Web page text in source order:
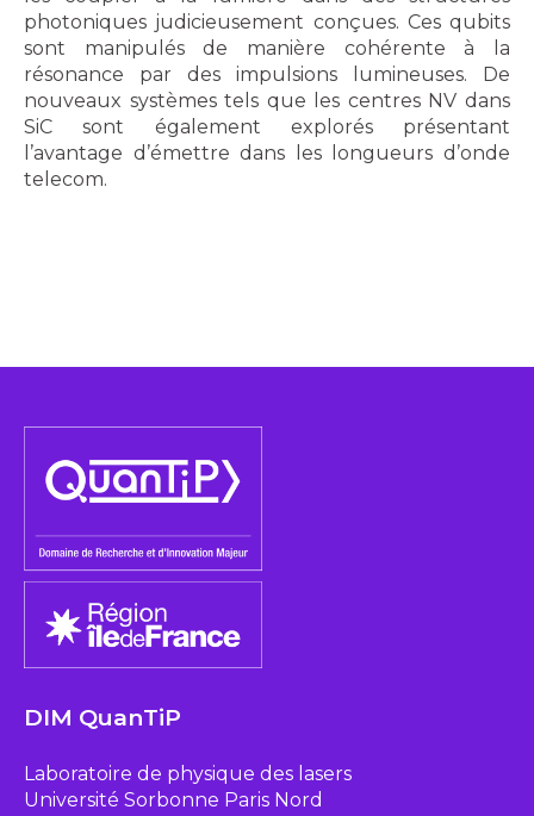
photoniques judicieusement conçues. Ces qubits
sont manipulés de manière cohérente à la
résonance par des impulsions lumineuses. De
nouveaux systèmes tels que les centres NV dans
SiC sont également explorés présentant
l’avantage d’émettre dans les longueurs d’onde
telecom.
DIM QuanTiP
Laboratoire de physique des lasers
Université Sorbonne Paris Nord